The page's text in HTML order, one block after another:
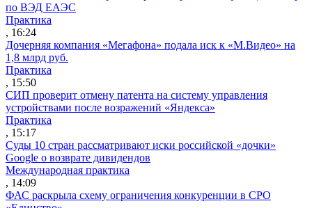
по ВЭД ЕАЭС
Практика
, 16:24
Дочерняя компания «Мегафона» подала иск к «М.Видео» на
1,8 млрд руб.
Практика
, 15:50
СИП проверит отмену патента на систему управления
устройствами после возражений «Яндекса»
Практика
, 15:17
Суды 10 стран рассматривают иски российской «дочки»
Google о возврате дивидендов
Международная практика
, 14:09
ФАС раскрыла схему ограничения конкуренции в СРО